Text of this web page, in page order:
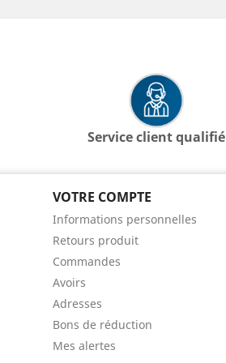
Service client qualifié
VOTRE COMPTE
Informations personnelles
Retours produit
Commandes
Avoirs
Adresses
Bons de réduction
Mes alertes